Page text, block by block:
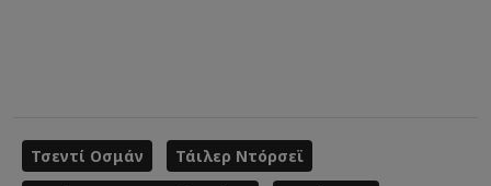
Τσεντί Οσμάν
Τάιλερ Ντόρσεϊ